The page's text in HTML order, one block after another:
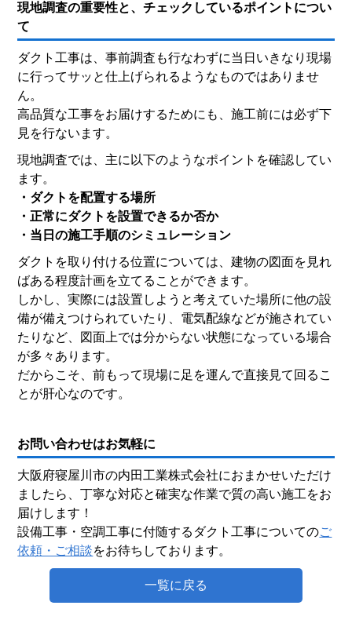
現地調査の重要性と、チェックしているポイントについ
て
ダクト工事は、事前調査も行なわずに当日いきなり現場
に行ってサッと仕上げられるようなものではありませ
ん。
高品質な工事をお届けするためにも、施工前には必ず下
見を行ないます。
現地調査では、主に以下のようなポイントを確認してい
ます。
・ダクトを配置する場所
・正常にダクトを設置できるか否か
・当日の施工手順のシミュレーション
ダクトを取り付ける位置については、建物の図面を見れ
ばある程度計画を立てることができます。
しかし、実際には設置しようと考えていた場所に他の設
備が備えつけられていたり、電気配線などが施されてい
たりなど、図面上では分からない状態になっている場合
が多々あります。
だからこそ、前もって現場に足を運んで直接見て回るこ
とが肝心なのです。
お問い合わせはお気軽に
大阪府寝屋川市の内田工業株式会社におまかせいただけ
ましたら、丁寧な対応と確実な作業で質の高い施工をお
届けします！
設備工事・空調工事に付随するダクト工事についてのご
依頼・ご相談をお待ちしております。
一覧に戻る